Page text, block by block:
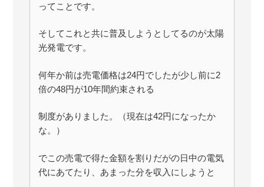
ってことです。
そしてこれと共に普及しようとしてるのが太陽
光発電です。
何年か前は売電価格は24円でしたが少し前に2
倍の48円が10年間約束される
制度がありました。（現在は42円になったか
な。）
でこの売電で得た金額を割りだがの日中の電気
代にあてたり、あまった分を収入にしようと